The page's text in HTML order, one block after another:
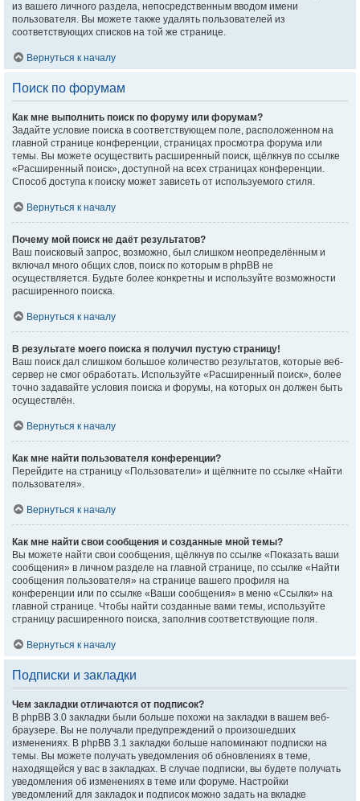
из вашего личного раздела, непосредственным вводом имени
пользователя. Вы можете также удалять пользователей из
соответствующих списков на той же странице.
Вернуться к началу
Поиск по форумам
Как мне выполнить поиск по форуму или форумам?
Задайте условие поиска в соответствующем поле, расположенном на
главной странице конференции, страницах просмотра форума или
темы. Вы можете осуществить расширенный поиск, щёлкнув по ссылке
«Расширенный поиск», доступной на всех страницах конференции.
Способ доступа к поиску может зависеть от используемого стиля.
Вернуться к началу
Почему мой поиск не даёт результатов?
Ваш поисковый запрос, возможно, был слишком неопределённым и
включал много общих слов, поиск по которым в phpBB не
осуществляется. Будьте более конкретны и используйте возможности
расширенного поиска.
Вернуться к началу
В результате моего поиска я получил пустую страницу!
Ваш поиск дал слишком большое количество результатов, которые веб-
сервер не смог обработать. Используйте «Расширенный поиск», более
точно задавайте условия поиска и форумы, на которых он должен быть
осуществлён.
Вернуться к началу
Как мне найти пользователя конференции?
Перейдите на страницу «Пользователи» и щёлкните по ссылке «Найти
пользователя».
Вернуться к началу
Как мне найти свои сообщения и созданные мной темы?
Вы можете найти свои сообщения, щёлкнув по ссылке «Показать ваши
сообщения» в личном разделе на главной странице, по ссылке «Найти
сообщения пользователя» на странице вашего профиля на
конференции или по ссылке «Ваши сообщения» в меню «Ссылки» на
главной странице. Чтобы найти созданные вами темы, используйте
страницу расширенного поиска, заполнив соответствующие поля.
Вернуться к началу
Подписки и закладки
Чем закладки отличаются от подписок?
В phpBB 3.0 закладки были больше похожи на закладки в вашем веб-
браузере. Вы не получали предупреждений о произошедших
изменениях. В phpBB 3.1 закладки больше напоминают подписки на
темы. Вы можете получать уведомления об обновлениях в теме,
находящейся у вас в закладках. В случае подписки, вы будете получать
уведомления об изменениях в теме или форуме. Настройки
уведомлений для закладок и подписок можно задать на вкладке